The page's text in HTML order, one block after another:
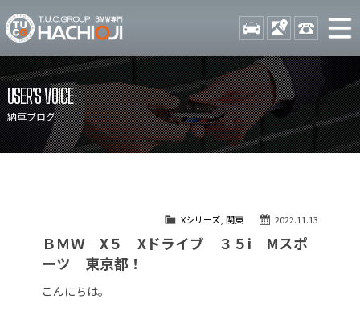
TUCグループ BMW専門 八
STOCK ACCESS 042-
ニュース
在庫リスト
目玉車両一覧
店舗紹介
保証＆サービス
アクセスマップ
自動車保険
TUCとは？
納車blog
USER'S VOICE
納車ブログ
2022.11.13
Xシリーズ, 関東
ＢＭＷ X５ Xドライブ ３５i Mスポ
ーツ 東京都！
こんにちは。